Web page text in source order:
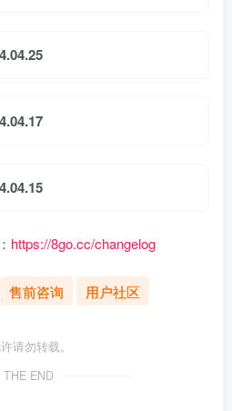
https://8go.cc/changelog
售前咨询 用户社区
请勿转载。
THE END